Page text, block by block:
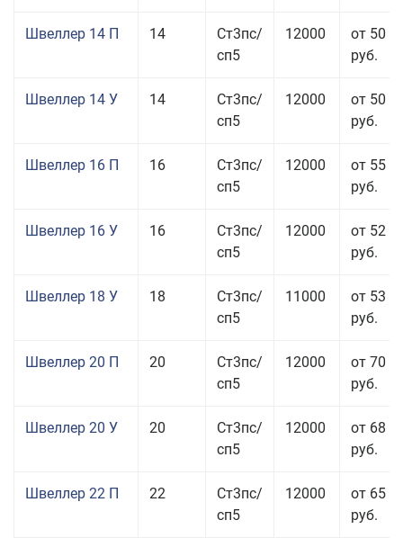
Швеллер 14 П 14
Ст3пс/
сп5
12000
от 50
руб.
Швеллер 14 У 14
Ст3пс/
сп5
12000
от 50
руб.
Швеллер 16 П 16
Ст3пс/
сп5
12000
от 55
руб.
Швеллер 16 У 16
Ст3пс/
сп5
12000
от 52
руб.
Швеллер 18 У 18
Ст3пс/
сп5
11000
от 53
руб.
Швеллер 20 П 20
Ст3пс/
сп5
12000
от 70
руб.
Швеллер 20 У 20
Ст3пс/
сп5
12000
от 68
руб.
Швеллер 22 П 22
Ст3пс/
сп5
12000
от 65
руб.